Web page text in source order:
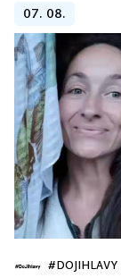
07. 08.
#DOJIHLAVY